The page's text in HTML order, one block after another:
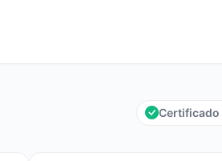
Certificado